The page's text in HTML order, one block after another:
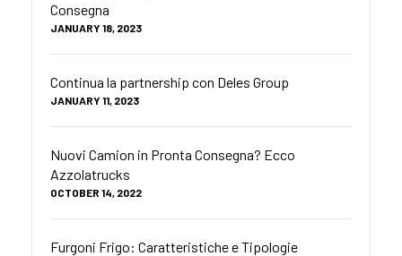
Consegna
JANUARY 18, 2023
Continua la partnership con Deles Group
JANUARY 11, 2023
Nuovi Camion in Pronta Consegna? Ecco
Azzolatrucks
OCTOBER 14, 2022
Furgoni Frigo: Caratteristiche e Tipologie